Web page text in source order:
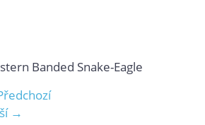
Banded Snake-Eagle
→